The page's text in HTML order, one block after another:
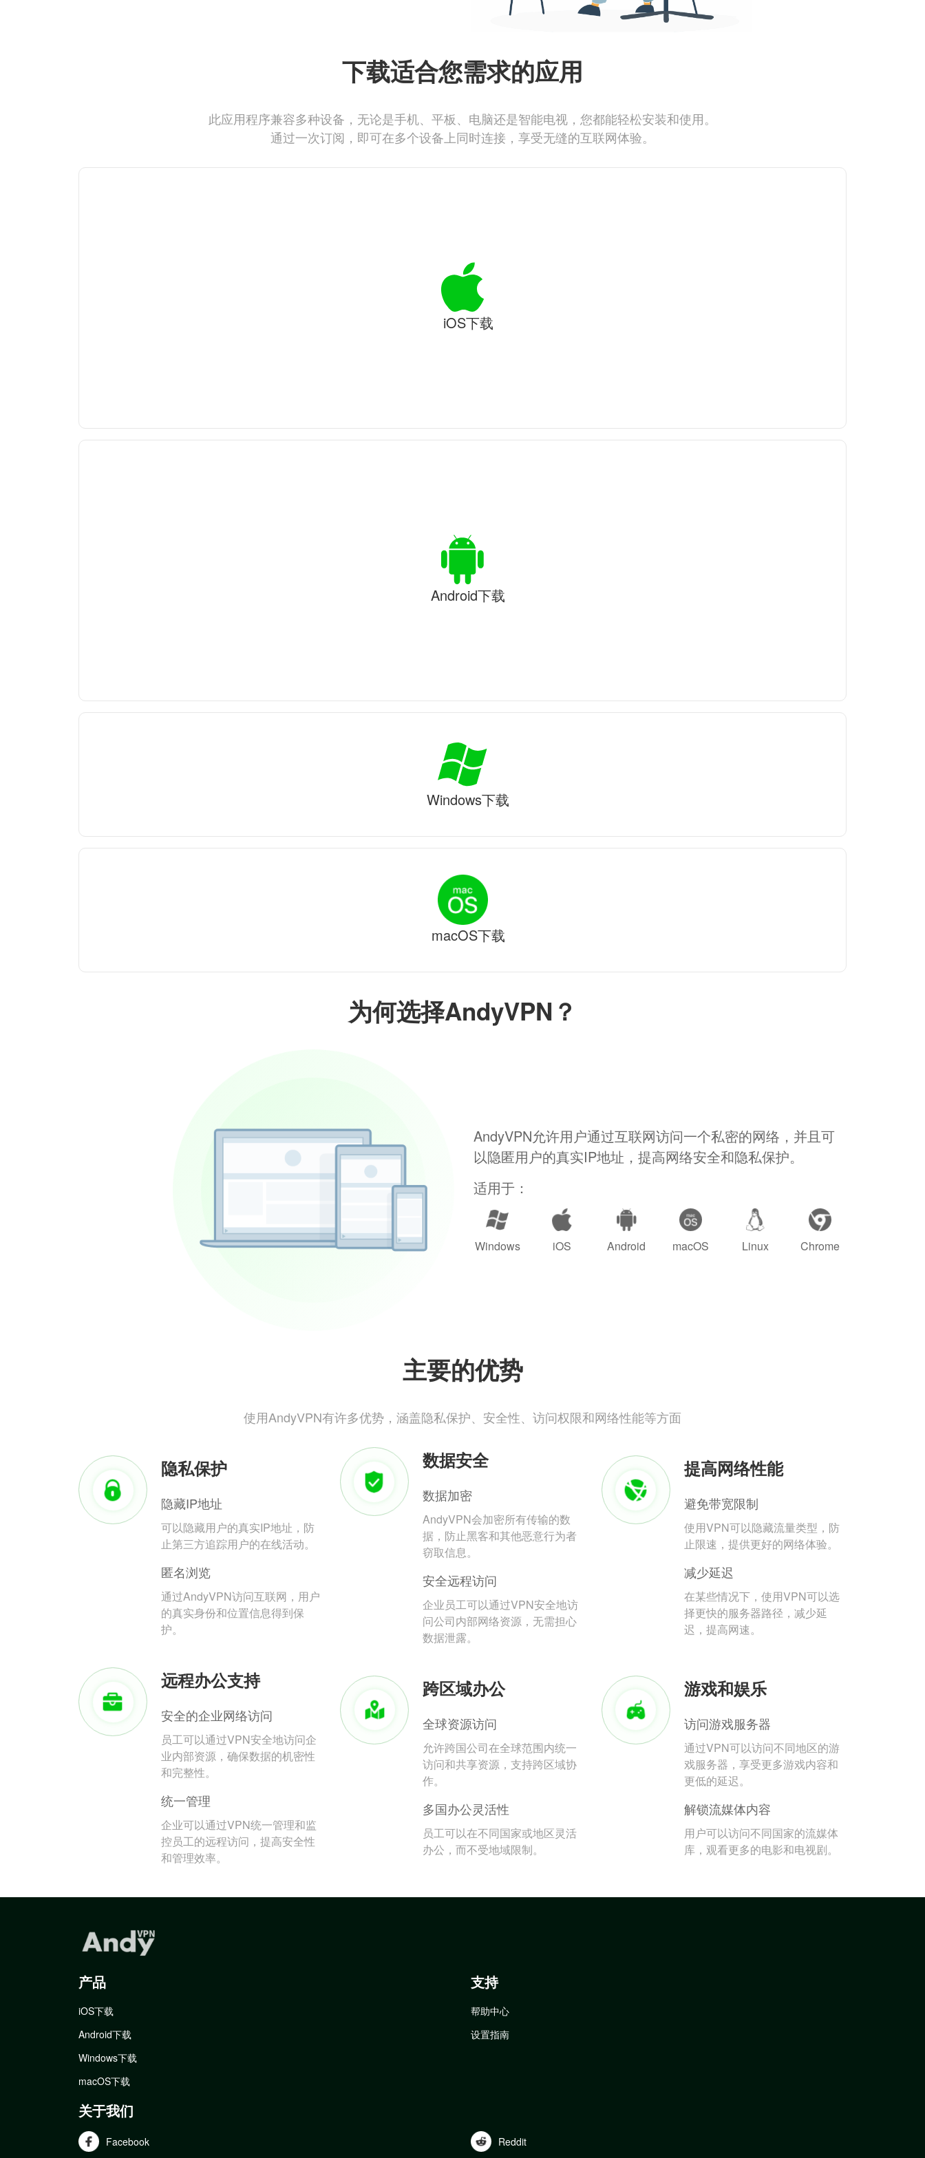
为何选择AndyVPN？
AndyVPN允许用户通过互联网访问一个私密的网络，并且可
以隐匿用户的真实IP地址，提高网络安全和隐私保护。
适用于：
Windows iOS Android macOS Linux Chrome
主要的优势
使用AndyVPN有许多优势，涵盖隐私保护、安全性、访问权限和网络性能等方面
隐私保护
隐藏IP地址
可以隐藏用户的真实IP地址，防
止第三方追踪用户的在线活动。
匿名浏览
通过AndyVPN访问互联网，用户
的真实身份和位置信息得到保
护。
数据安全
数据加密
AndyVPN会加密所有传输的数
据，防止黑客和其他恶意行为者
窃取信息。
安全远程访问
企业员工可以通过VPN安全地访
问公司内部网络资源，无需担心
数据泄露。
提高网络性能
避免带宽限制
使用VPN可以隐藏流量类型，防
止限速，提供更好的网络体验。
减少延迟
在某些情况下，使用VPN可以选
择更快的服务器路径，减少延
迟，提高网速。
远程办公支持
安全的企业网络访问
员工可以通过VPN安全地访问企
业内部资源，确保数据的机密性
和完整性。
统一管理
企业可以通过VPN统一管理和监
控员工的远程访问，提高安全性
和管理效率。
跨区域办公
全球资源访问
允许跨国公司在全球范围内统一
访问和共享资源，支持跨区域协
作。
多国办公灵活性
员工可以在不同国家或地区灵活
办公，而不受地域限制。
游戏和娱乐
访问游戏服务器
通过VPN可以访问不同地区的游
戏服务器，享受更多游戏内容和
更低的延迟。
解锁流媒体内容
用户可以访问不同国家的流媒体
库，观看更多的电影和电视剧。
下载适合您需求的应用
此应用程序兼容多种设备，无论是手机、平板、电脑还是智能电视，您都能轻松安装和使用。
通过一次订阅，即可在多个设备上同时连接，享受无缝的互联网体验。
iOS下载
Android下载
Windows下载
macOS下载
产品
iOS下载
Android下载
Windows下载
macOS下载
支持
帮助中心
设置指南
关于我们
Facebook Reddit